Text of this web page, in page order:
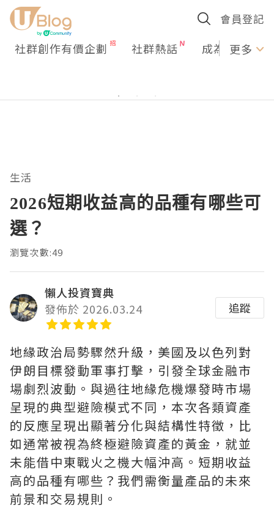
會員登記
社群創作有價企劃 社群熱話 成為U更多
生活
2026短期收益高的品種有哪些可
選？
瀏覽次數:49
懶人投資寶典
發佈於 2026.03.24
追蹤
地緣政治局勢驟然升級，美國及以色列對
伊朗目標發動軍事打擊，引發全球金融市
場劇烈波動。與過往地緣危機爆發時市場
呈現的典型避險模式不同，本次各類資產
的反應呈現出顯著分化與結構性特徵，比
如通常被視為終極避險資產的黃金，就並
未能借中東戰火之機大幅沖高。短期收益
高的品種有哪些？我們需衡量產品的未來
前景和交易規則。